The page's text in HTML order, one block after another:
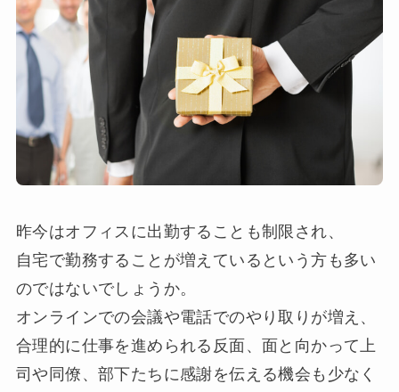
昨今はオフィスに出勤することも制限され、
自宅で勤務することが増えているという方も多い
のではないでしょうか。
オンラインでの会議や電話でのやり取りが増え、
合理的に仕事を進められる反面、面と向かって上
司や同僚、部下たちに感謝を伝える機会も少なく